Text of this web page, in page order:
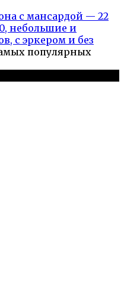
с мансардой — 22
небольшие и
с эркером и без
популярных